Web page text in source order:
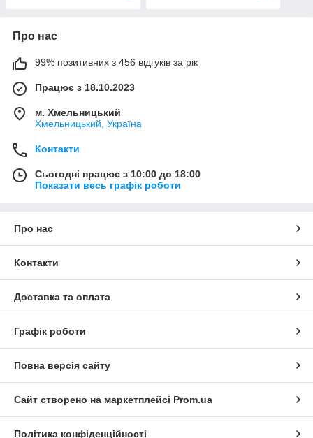
Про нас
99% позитивних з 456 відгуків за рік
Працює з 18.10.2023
м. Хмельницький
Хмельницький, Україна
Контакти
Сьогодні працює з 10:00 до 18:00
Показати весь графік роботи
Про нас
Контакти
Доставка та оплата
Графік роботи
Повна версія сайту
Сайт створено на маркетплейсі Prom.ua
Політика конфіденційності